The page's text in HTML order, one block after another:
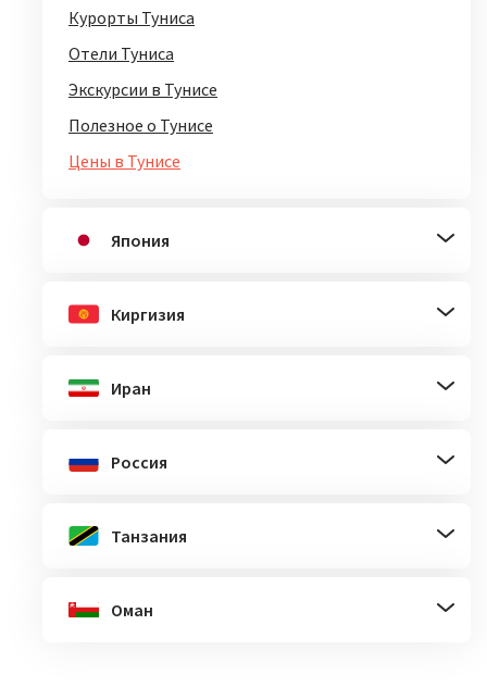
Курорты Туниса
Отели Туниса
Экскурсии в Тунисе
Полезное о Тунисе
Цены в Тунисе
Япония
Киргизия
Иран
Россия
Танзания
Оман